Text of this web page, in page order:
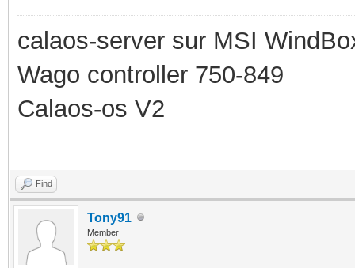
calaos-server sur MSI
Wago controller 750-849
Calaos-os V2
Find
Tony91
Member